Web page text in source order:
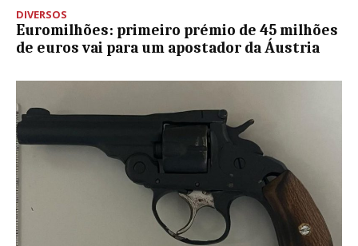
DIVERSOS
Euromilhões: primeiro prémio de 45 milhões
de euros vai para um apostador da Áustria